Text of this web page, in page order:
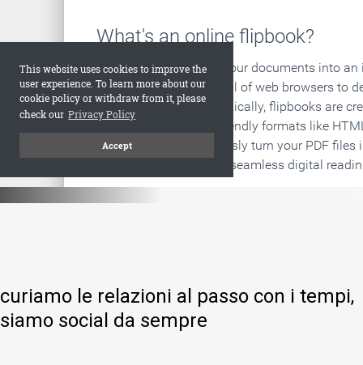
curiamo le relazioni al passo con i tempi,
siamo social da sempre